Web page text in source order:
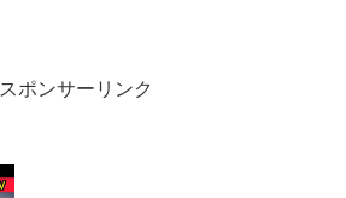
スポンサーリンク